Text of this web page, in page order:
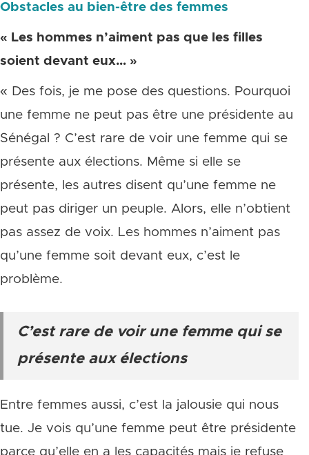
Obstacles au bien-être des femmes
« Les hommes n’aiment pas que les filles
soient devant eux… »
« Des fois, je me pose des questions. Pourquoi
une femme ne peut pas être une présidente au
Sénégal ? C’est rare de voir une femme qui se
présente aux élections. Même si elle se
présente, les autres disent qu’une femme ne
peut pas diriger un peuple. Alors, elle n’obtient
pas assez de voix. Les hommes n’aiment pas
qu’une femme soit devant eux, c’est le
problème.
C’est rare de voir une femme qui se
présente aux élections
Entre femmes aussi, c’est la jalousie qui nous
tue. Je vois qu’une femme peut être présidente
parce qu’elle en a les capacités mais je refuse